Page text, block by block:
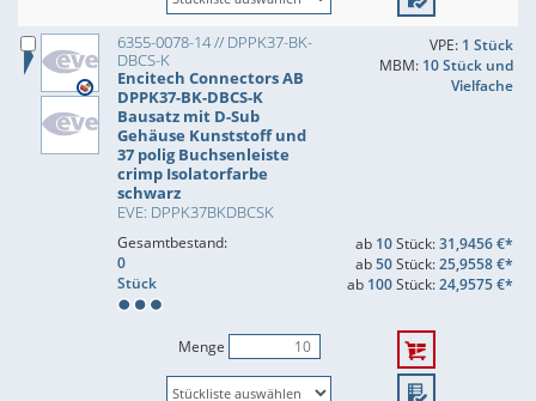
6355-0078-14 // DPPK37-BK-
DBCS-K
Encitech Connectors AB
DPPK37-BK-DBCS-K
Bausatz mit D-Sub
Gehäuse Kunststoff und
37 polig Buchsenleiste
crimp Isolatorfarbe
schwarz
EVE: DPPK37BKDBCSK
VPE: 1 Stück
MBM: 10 Stück und
Vielfache
Gesamtbestand:
0
Stück
ab 10Stück:31,9456 €*
ab50Stück:25,9558 €*
ab 100Stück:24,9575 €*
Menge